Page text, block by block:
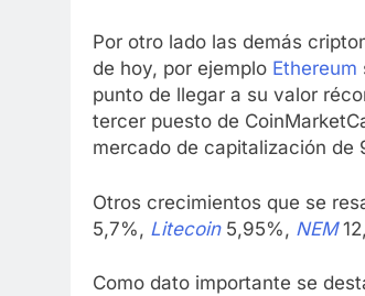
Por otro lado las demás
de hoy, por ejemplo Ethereum
punto de llegar a su valor
tercer puesto de
mercado de capitalización de
Otros crecimientos que se
5,7%, Litecoin5,95%, NEM
Como dato importante se